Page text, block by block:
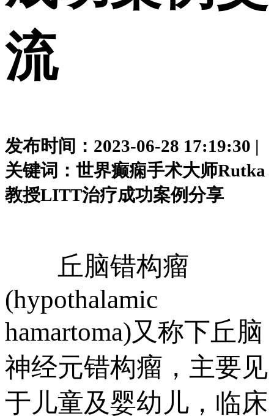
流
发布时间：2023-06-28 17:19:30 |
关键词：世界癫痫手术大师Rutka
教授LITT治疗成功案例分享
丘脑错构瘤
(hypothalamic
hamartoma)又称下丘脑
神经元错构瘤，主要见
于儿童及婴幼儿，临床